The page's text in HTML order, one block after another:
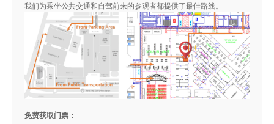
我们为乘坐公共交通和自驾前来的参观者都提供了最佳路线。
免费获取门票：